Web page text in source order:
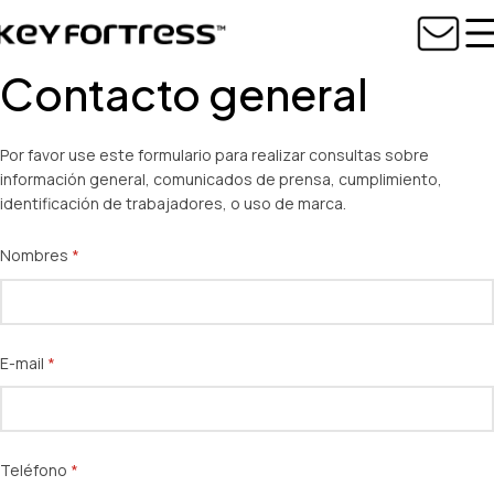
Contacto general
Por favor use este formulario para realizar consultas sobre
información general, comunicados de prensa, cumplimiento,
identificación de trabajadores, o uso de marca.
Nombres *
(necesario)
E-mail *
(necesario)
Teléfono *
(necesario)